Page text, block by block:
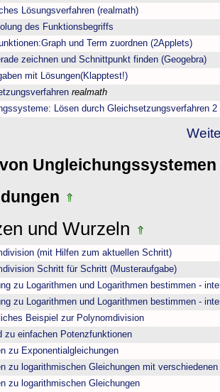
Lösungsverfahren (realmath)
des Funktionsbegriffs
und Term zuordnen (2Applets)
zeichnen und Schnittpunkt finden (Geogebra)
mit Lösungen(Klapptest!)
realmath
Lösen durch Gleichsetzungsverfahren 2
Ungleichungssystemen
und Wurzeln
(mit Hilfen zum aktuellen Schritt)
Schritt für Schritt (Musteraufgabe)
zu Logarithmen und Logarithmen bestimmen -
zu Logarithmen und Logarithmen bestimmen -
Beispiel zur Polynomdivision
zu einfachen Potenzfunktionen
zu Exponentialgleichungen
zu logarithmischen Gleichungen mit verschiedenen
zu logarithmischen Gleichungen